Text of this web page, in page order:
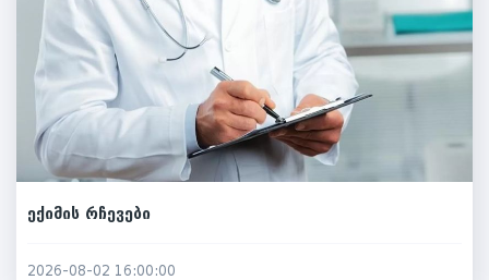
ექიმის რჩევები
2026-08-02 16:00:00